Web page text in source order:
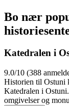
Bo nær
Katedralen i
9.0/10 (388
Historien til Ostuni
Katedralen i
omgivelser og